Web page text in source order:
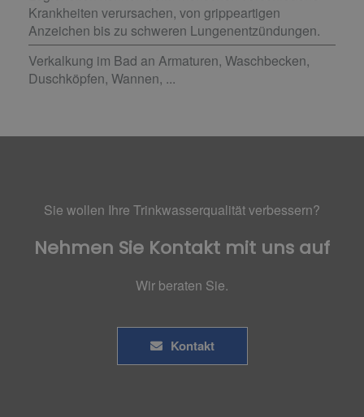
Krankheiten verursachen, von grippeartigen
Anzeichen bis zu schweren Lungenentzündungen.
Verkalkung im Bad an Armaturen, Waschbecken,
Duschköpfen, Wannen, ...
Sie wollen Ihre Trinkwasserqualität verbessern?
Nehmen Sie Kontakt mit uns auf
Wir beraten Sie.
Kontakt